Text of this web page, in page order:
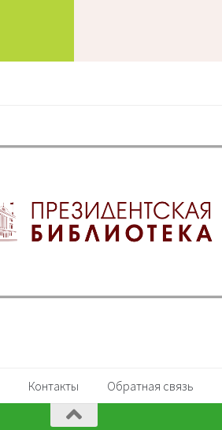
Контакты Обратная связь